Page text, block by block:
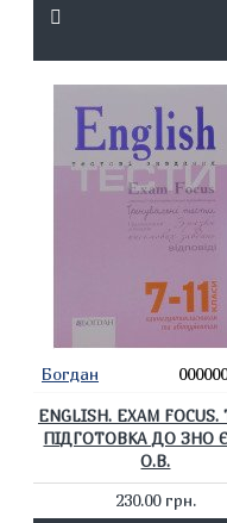
Богдан
ENGLISH. EXAM FOCUS.
ПІДГОТОВКА ДО ЗНО
О.В.
230.00 грн.